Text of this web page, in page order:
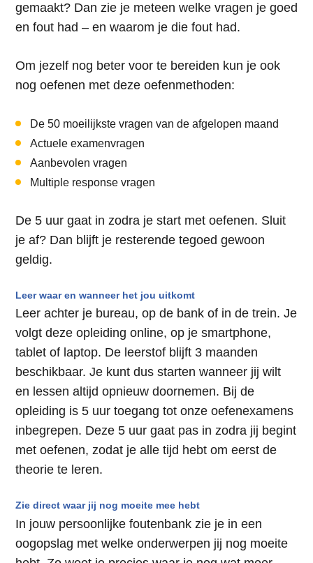
gemaakt? Dan zie je meteen welke vragen je goed
en fout had – en waarom je die fout had.
Om jezelf nog beter voor te bereiden kun je ook
nog oefenen met deze oefenmethoden:
De 50 moeilijkste vragen van de afgelopen maand
Actuele examenvragen
Aanbevolen vragen
Multiple response vragen
De 5 uur gaat in zodra je start met oefenen. Sluit
je af? Dan blijft je resterende tegoed gewoon
geldig.
Leer waar en wanneer het jou uitkomt
Leer achter je bureau, op de bank of in de trein. Je
volgt deze opleiding online, op je smartphone,
tablet of laptop. De leerstof blijft 3 maanden
beschikbaar. Je kunt dus starten wanneer jij wilt
en lessen altijd opnieuw doornemen. Bij de
opleiding is 5 uur toegang tot onze oefenexamens
inbegrepen. Deze 5 uur gaat pas in zodra jij begint
met oefenen, zodat je alle tijd hebt om eerst de
theorie te leren.
Zie direct waar jij nog moeite mee hebt
In jouw persoonlijke foutenbank zie je in een
oogopslag met welke onderwerpen jij nog moeite